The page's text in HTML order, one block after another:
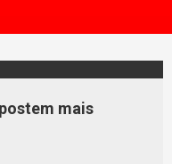
mais